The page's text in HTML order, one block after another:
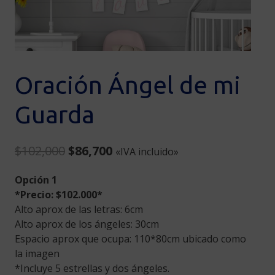
Oración Ángel de mi
Guarda
$102,000 Original
was:
$102,000.
$86,700Current
$86,700.
«IVA incluido»
Opción 1
*Precio: $102.000*
Alto aprox de las letras: 6cm
Alto aprox de los ángeles: 30cm
Espacio aprox que ocupa: 110*80cm ubicado como
la imagen
*Incluye 5 estrellas y dos ángeles.